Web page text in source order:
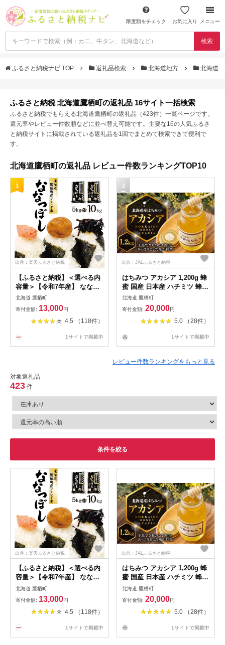
限度額をチェック お気に入り メニュー
検索
ふるさと納税ナビ TOP 返礼品検索 北海道地方 北海道
ふるさと納税 北海道鷹栖町の返礼品 16サイト一括検索
ふるさと納税でもらえる北海道鷹栖町の返礼品（423件）一覧ページです。
還元率やレビュー件数順などに並べ替え可能です。主要な16の人気ふるさ
と納税サイトに掲載されている返礼品を1回でまとめて検索できて便利で
す。
北海道鷹栖町の返礼品 レビュー件数ランキングTOP10
1
出典：楽天ふるさと納税
【ふるさと納税】＜選べる内
容量＞【令和7年産】 ななつ
ぼし 白米 5kg×1袋 / 計
10kg（5kg×2袋） お米 米 こ
め コメ 精白米 精米 ブランド
米 特A 特Aランク 単一原料米
米どころ 北海道産 国産 北海
北海道 鷹栖町
寄付金額: 13,000円
4.5 （118件）
1サイトで掲載中
2
出典：JALふるさと納税
はちみつ アカシア 1,200g 蜂
蜜 国産 日本産 ハチミツ 蜂蜜
ハチ蜜 北海道産 鷹栖町
北海道 鷹栖町
寄付金額: 20,000円
5.0 （28件）
1サイトで掲載中
レビュー件数ランキングをもっと見る
対象返礼品
423 件
条件を絞る
出典：楽天ふるさと納税
【ふるさと納税】＜選べる内
容量＞【令和7年産】 ななつ
ぼし 白米 5kg×1袋 / 計
10kg（5kg×2袋） お米 米 こ
め コメ 精白米 精米 ブランド
米 特A 特Aランク 単一原料米
米どころ 北海道産 国産 北海
北海道 鷹栖町
寄付金額: 13,000円
4.5 （118件）
1サイトで掲載中
出典：JALふるさと納税
はちみつ アカシア 1,200g 蜂
蜜 国産 日本産 ハチミツ 蜂蜜
ハチ蜜 北海道産 鷹栖町
北海道 鷹栖町
寄付金額: 20,000円
5.0 （28件）
1サイトで掲載中